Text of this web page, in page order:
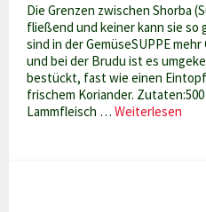
Die Grenzen zwischen Shorba
fließend und keiner kann sie so
sind in der GemüseSUPPE
und bei der Brudu ist es
bestückt, fast wie einen
frischem Koriander.
Lammfleisch …Weiterlesen